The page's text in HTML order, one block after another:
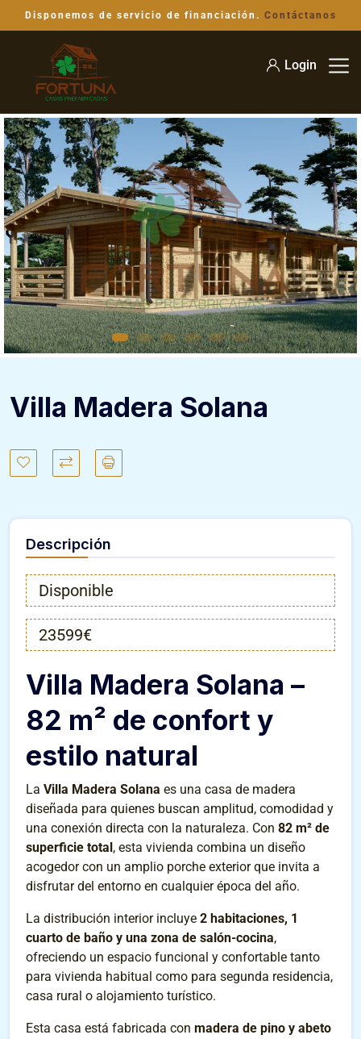
Disponemos de servicio de financiación. Contáctanos
Login
Villa Madera Solana
Descripción
Disponible
23599€
Villa Madera Solana –
82 m² de confort y
estilo natural
La Villa Madera Solana es una casa de madera
diseñada para quienes buscan amplitud, comodidad y
una conexión directa con la naturaleza. Con 82 m² de
superficie total , esta vivienda combina un diseño
acogedor con un amplio porche exterior que invita a
disfrutar del entorno en cualquier época del año.
La distribución interior incluye 2 habitaciones, 1
cuarto de baño y una zona de salón-cocina,
ofreciendo un espacio funcional y confortable tanto
para vivienda habitual como para segunda residencia,
casa rural o alojamiento turístico.
Esta casa está fabricada con madera de pino y abeto